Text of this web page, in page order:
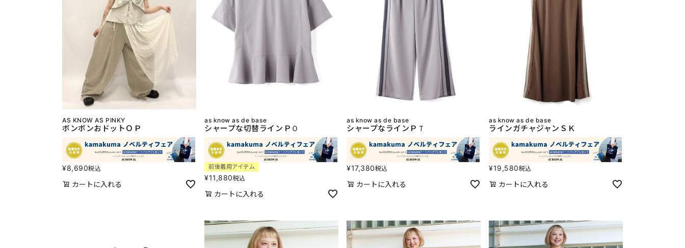
AS KNOW AS PINKY
ボンボンおドットＯＰ
¥8,690税込
カートに入れる
as know as de base
シャープな切替ラインＰＯ
前後着用アイテム
¥11,880税込
カートに入れる
as know as de base
シャープなラインＰＴ
¥17,380税込
カートに入れる
as know as de base
ラインガチャジャンＳＫ
¥19,580税込
カートに入れる